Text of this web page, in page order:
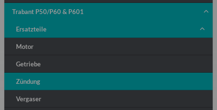
Trabant P50/P60 & P601
Ersatzteile
Motor
Getriebe
Zündung
Vergaser